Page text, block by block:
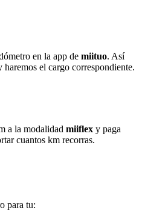
en la app de miituo. Así
el cargo correspondiente.
a la modalidad miiflex y paga
cuantos km recorras.
para tu: